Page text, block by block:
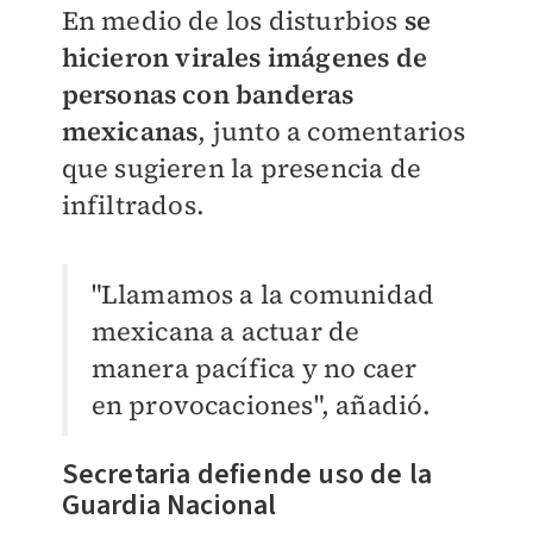
En medio de los disturbios se
hicieron virales imágenes de
personas con banderas
mexicanas, junto a comentarios
que sugieren la presencia de
infiltrados.
"Llamamos a la comunidad
mexicana a actuar de
manera pacífica y no caer
en provocaciones", añadió.
Secretaria defiende uso de la
Guardia Nacional